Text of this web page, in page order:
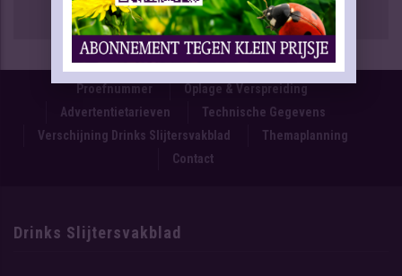
Proefnummer
Oplage & Verspreiding
Advertentietarieven
Technische Gegevens
Verschijning Drinks Slijtersvakblad
Themaplanning
Contact
Drinks Slijtersvakblad